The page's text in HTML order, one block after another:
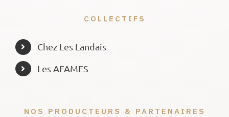
NOS PRODUCTEURS & PARTENAIRES
COLLECTIFS
Chez Les Landais
Les AFAMES